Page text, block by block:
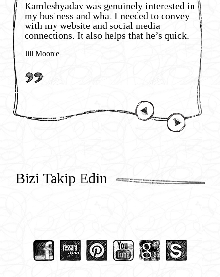
Kamleshyadav was genuinely interested in
my business and what I needed to convey
with my website and social media
connections. It also helps that he’s quick.
Jill Moonie
Bizi Takip Edin